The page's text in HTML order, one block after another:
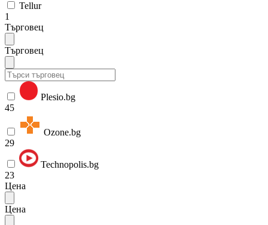
Tellur
1
Търговец
Търговец
Plesio.bg
45
Ozone.bg
29
Technopolis.bg
23
Цена
Цена